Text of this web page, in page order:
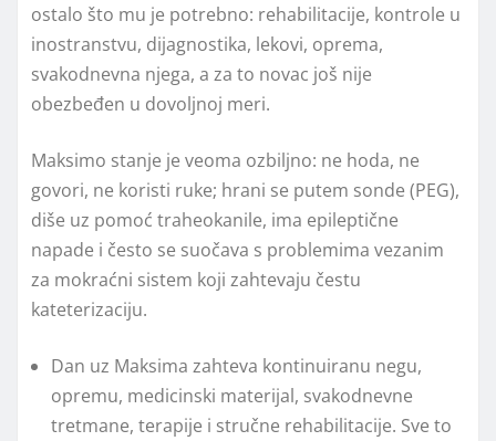
ostalo što mu je potrebno: rehabilitacije, kontrole u
inostranstvu, dijagnostika, lekovi, oprema,
svakodnevna njega, a za to novac još nije
obezbeđen u dovoljnoj meri.
Maksimo stanje je veoma ozbiljno: ne hoda, ne
govori, ne koristi ruke; hrani se putem sonde (PEG),
diše uz pomoć traheokanile, ima epileptične
napade i često se suočava s problemima vezanim
za mokraćni sistem koji zahtevaju čestu
kateterizaciju.
Dan uz Maksima zahteva kontinuiranu negu,
opremu, medicinski materijal, svakodnevne
tretmane, terapije i stručne rehabilitacije. Sve to